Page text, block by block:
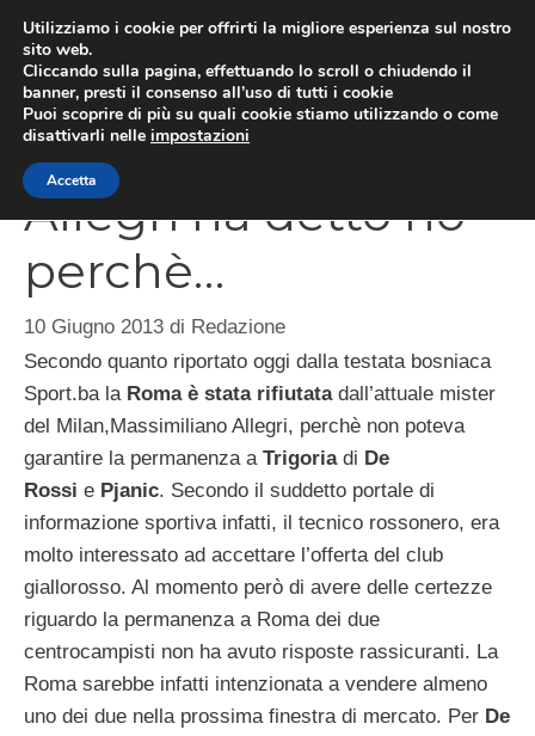
contenuto
Allegri ha detto no
perchè…
10 Giugno 2013 di Redazione
Secondo quanto riportato oggi dalla testata bosniaca
Sport.ba la Roma è stata rifiutatadall’attuale mister
del Milan,Massimiliano Allegri, perchè non poteva
garantire la permanenza a Trigoriadi De
Rossi e Pjanic. Secondo il suddetto portale di
informazione sportiva infatti, il tecnico rossonero, era
molto interessato ad accettare l’offerta del club
giallorosso. Al momento però di avere delle certezze
riguardo la permanenza a Roma dei due
centrocampisti non ha avuto risposte rassicuranti. La
Roma sarebbe infatti intenzionata a vendere almeno
uno dei due nella prossima finestra di mercato. Per De
Utilizziamo i cookie per offrirti la migliore esperienza sul nostro
sito web.
Cliccando sulla pagina, effettuando lo scroll o chiudendo il
banner, presti il consenso all’uso di tutti i cookie
Puoi scoprire di più su quali cookie stiamo utilizzando o come
disattivarli nelle impostazioni
Accetta